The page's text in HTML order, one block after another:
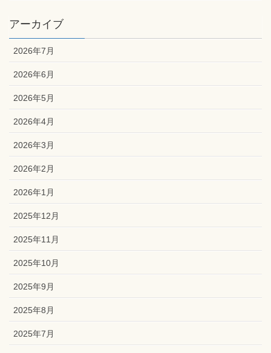
アーカイブ
2026年7月
2026年6月
2026年5月
2026年4月
2026年3月
2026年2月
2026年1月
2025年12月
2025年11月
2025年10月
2025年9月
2025年8月
2025年7月